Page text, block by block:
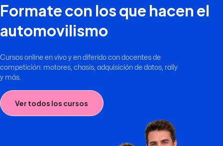
Formate con los que hacen el
automovilismo
Cursos online en vivo y en diferido con docentes de
competición: motores, chasis, adquisición de datos, rally
y más.
Ver todos los cursos